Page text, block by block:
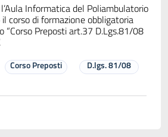
Informatica del Poliambulatorio
corso di formazione obbligatoria
“Corso Preposti art.37 D.Lgs.81/08
Corso Preposti D.lgs. 81/08